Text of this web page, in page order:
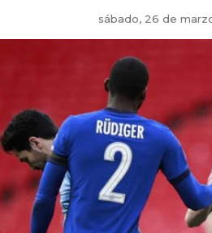
sábado, 26 de